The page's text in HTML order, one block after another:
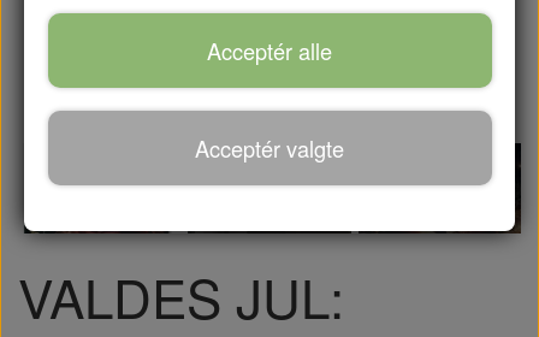
VALDES JUL:
Acceptér alle
Acceptér valgte